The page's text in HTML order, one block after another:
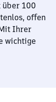
über 100
offen
Ihrer
wichtige